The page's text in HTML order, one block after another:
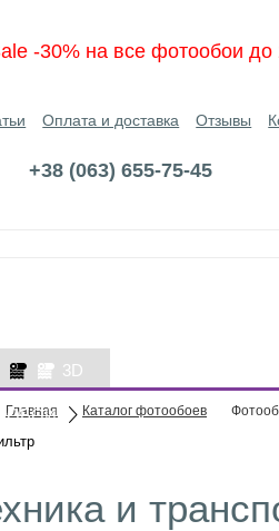
-30% на все фотообои до
Оплата и доставка Отзывы
+38 (063) 655-75-45
3D
ОБОИ
Главная Каталог фотообоев
и